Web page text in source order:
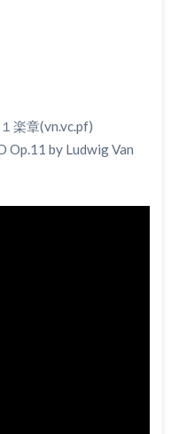
楽章(vn.vc.pf)
by Ludwig Van